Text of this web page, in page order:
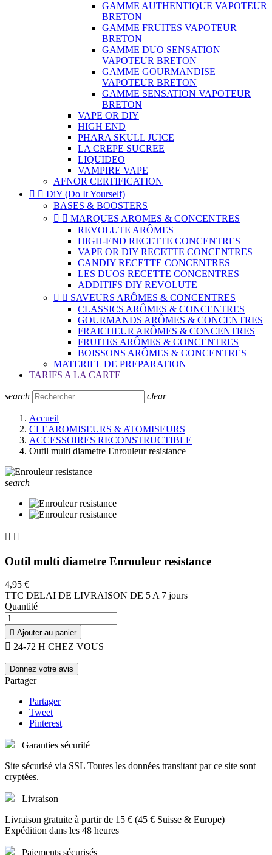
GAMME AUTHENTIQUE VAPOTEUR
BRETON
GAMME FRUITES VAPOTEUR
BRETON
GAMME DUO SENSATION
VAPOTEUR BRETON
GAMME GOURMANDISE
VAPOTEUR BRETON
GAMME SENSATION VAPOTEUR
BRETON
VAPE OR DIY
HIGH END
PHARA SKULL JUICE
LA CREPE SUCREE
LIQUIDEO
VAMPIRE VAPE
AFNOR CERTIFICATION
  DiY (Do It Yourself)
BASES & BOOSTERS
  MARQUES AROMES & CONCENTRES
REVOLUTE ARÔMES
HIGH-END RECETTE CONCENTRES
VAPE OR DIY RECETTE CONCENTRES
CANDIY RECETTE CONCENTRES
LES DUOS RECETTE CONCENTRES
ADDITIFS DIY REVOLUTE
  SAVEURS ARÔMES & CONCENTRES
CLASSICS ARÔMES & CONCENTRES
GOURMANDS ARÔMES & CONCENTRES
FRAICHEUR ARÔMES & CONCENTRES
FRUITES ARÔMES & CONCENTRES
BOISSONS ARÔMES & CONCENTRES
MATERIEL DE PREPARATION
TARIFS A LA CARTE
search clear
Accueil
CLEAROMISEURS & ATOMISEURS
ACCESSOIRES RECONSTRUCTIBLE
Outil multi diametre Enrouleur resistance
search
 
Outil multi diametre Enrouleur resistance
4,95 €
TTC DELAI DE LIVRAISON DE 5 A 7 jours
Quantité
 Ajouter au panier
 24-72 H CHEZ VOUS
Donnez votre avis
Partager
Partager
Tweet
Pinterest
Garanties sécurité
Site sécurisé via SSL Toutes les données transitant par ce site sont
cryptées.
Livraison
Livraison gratuite à partir de 15 € (45 € Suisse & Europe)
Expédition dans les 48 heures
Paiements sécurisés